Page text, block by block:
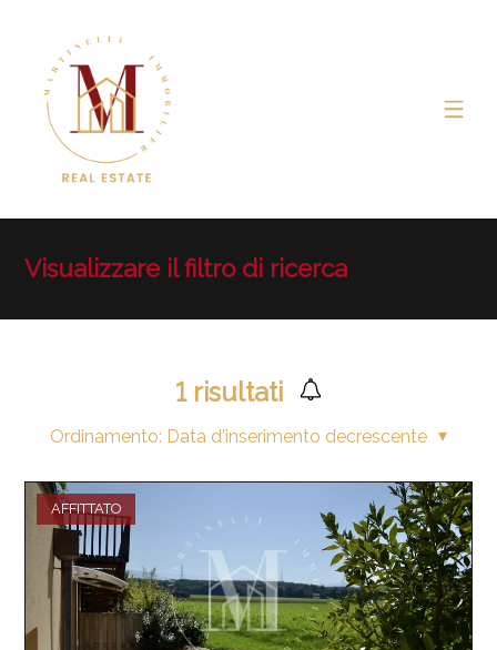
Visualizzare il filtro di ricerca
1risultati
Ordinamento: Data d'inserimento decrescente
AFFITTATO